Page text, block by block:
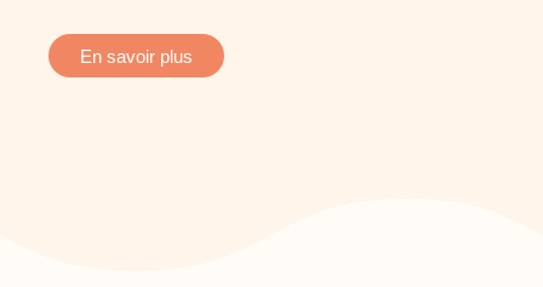
En savoir plus